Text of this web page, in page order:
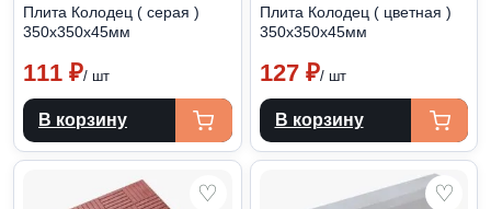
Плита Колодец ( серая )
350х350х45мм
111 ₽/ шт
В корзину
Плита Колодец ( цветная )
350х350х45мм
127 ₽/ шт
В корзину
♡ ♡